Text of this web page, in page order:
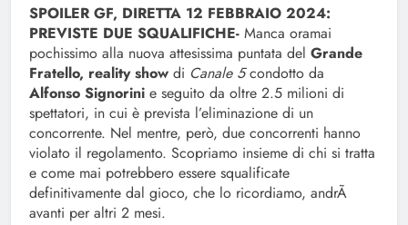
SPOILER GF, DIRETTA 12 FEBBRAIO 2024:
PREVISTE DUE SQUALIFICHE- Manca oramai
pochissimo alla nuova attesissima puntata del Grande
Fratello, reality show di Canale 5condotto da
Alfonso Signorini e seguito da oltre 2.5 milioni di
spettatori, in cui è prevista l’eliminazione di un
concorrente. Nel mentre, però, due concorrenti hanno
violato il regolamento. Scopriamo insieme di chi si tratta
e come mai potrebbero essere squalificate
definitivamente dal gioco, che lo ricordiamo, andrÃ
avanti per altri 2 mesi.